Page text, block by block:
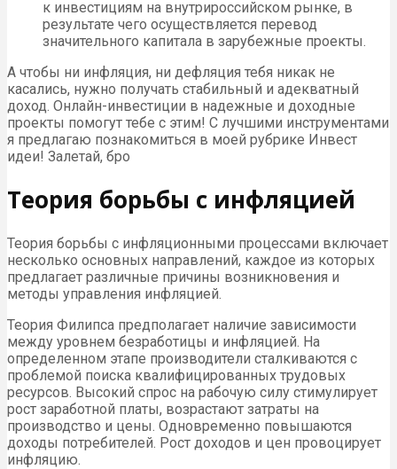
к инвестициям на внутрироссийском рынке, в
результате чего осуществляется перевод
значительного капитала в зарубежные проекты.
А чтобы ни инфляция, ни дефляция тебя никак не
касались, нужно получать стабильный и адекватный
доход. Онлайн-инвестиции в надежные и доходные
проекты помогут тебе с этим! С лучшими инструментами
я предлагаю познакомиться в моей рубрике Инвест
идеи! Залетай, бро
Теория борьбы с инфляцией
Теория борьбы с инфляционными процессами включает
несколько основных направлений, каждое из которых
предлагает различные причины возникновения и
методы управления инфляцией.
Теория Филипса предполагает наличие зависимости
между уровнем безработицы и инфляцией. На
определенном этапе производители сталкиваются с
проблемой поиска квалифицированных трудовых
ресурсов. Высокий спрос на рабочую силу стимулирует
рост заработной платы, возрастают затраты на
производство и цены. Одновременно повышаются
доходы потребителей. Рост доходов и цен провоцирует
инфляцию.